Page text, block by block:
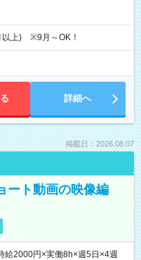
上) ※9月～OK！
詳細へ
掲載日：2026.08.07
ート動画の映像編
2000円×実働8h×週5日×4週